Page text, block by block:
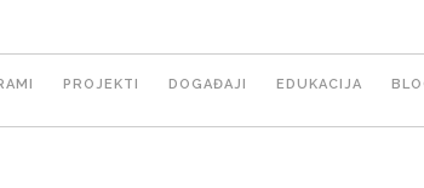
PROJEKTI DOGAĐAJI EDUKACIJA